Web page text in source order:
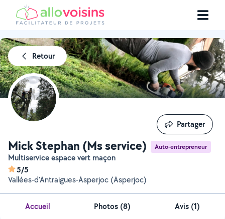
Retour
Mick Stephan (Ms service) Auto-entrepreneur
Multiservice espace vert maçon
5/5
Vallées-d'Antraigues-Asperjoc (Asperjoc)
Partager
Partager
Accueil Photos (8) Avis (1)